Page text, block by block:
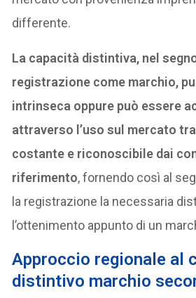
differente.
La capacità distintiva, nel
registrazione come marchio,
intrinseca oppure può essere
attraverso l’uso sul mercato
costante e riconoscibile dai
riferimento, fornendo così al
la registrazione la necessaria
l’ottenimento appunto di un
Approccio regionale al
distintivo marchio